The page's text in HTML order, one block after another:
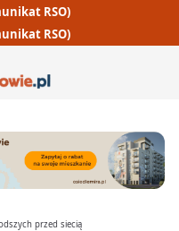
RSO)
RSO)
przed siecią